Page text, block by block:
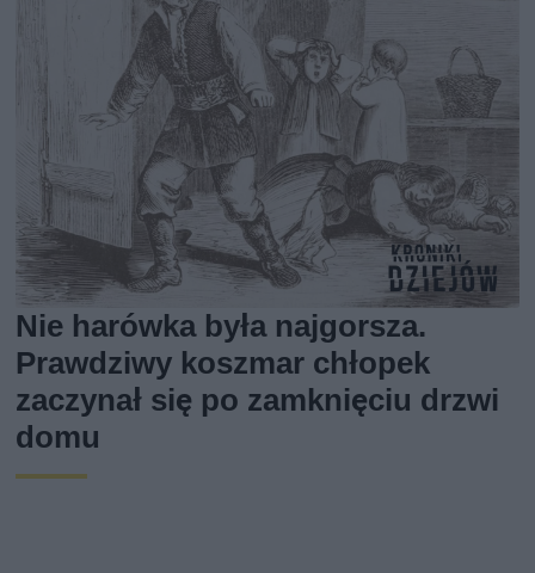
Nie harówka była najgorsza.
Prawdziwy koszmar chłopek
zaczynał się po zamknięciu drzwi
domu